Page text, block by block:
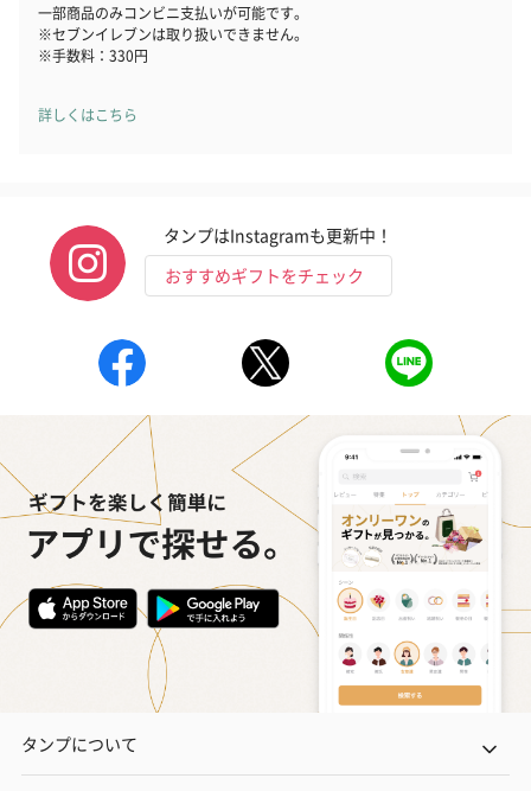
一部商品のみコンビニ支払いが可能です。
※セブンイレブンは取り扱いできません。
※手数料：330円
詳しくはこちら
タンプはInstagramも更新中！
おすすめギフトをチェック
タンプについて